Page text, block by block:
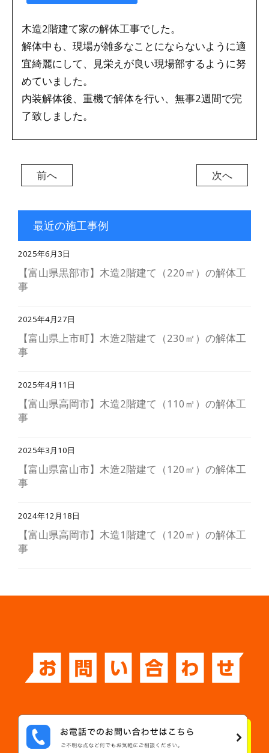
木造2階建て家の解体工事でした。
解体中も、現場が雑多なことにならないように適
宜綺麗にして、見栄えが良い現場部するように努
めていました。
内装解体後、重機で解体を行い、無事2週間で完
了致しました。
前へ 次へ
最近の施工事例
【富山県黒部市】木造2階建て（220㎡）の解体工
事
2025年6月3日
【富山県上市町】木造2階建て（230㎡）の解体工
事
2025年4月27日
【富山県高岡市】木造2階建て（110㎡）の解体工
事
2025年4月11日
【富山県富山市】木造2階建て（120㎡）の解体工
事
2025年3月10日
【富山県高岡市】木造1階建て（120㎡）の解体工
事
2024年12月18日